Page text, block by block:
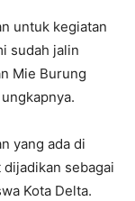
untuk kegiatan
sudah jalin
Mie Burung
yang ada di
sebagai
Kota Delta.